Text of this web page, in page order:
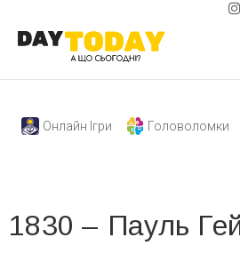
Онлайн Ігри Головоломки
1830 – Пауль